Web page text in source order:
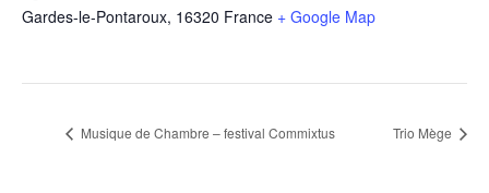
Gardes-le-Pontaroux, 16320 France + Google Map
Musique de Chambre – festival Commixtus Trio Mège